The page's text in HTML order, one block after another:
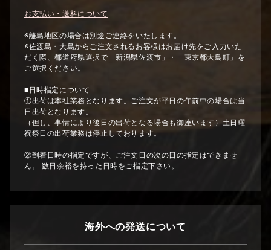
お支払い・送料について
※離島地区の場合は別途ご連絡をいたします。
※佐渡島・大島からご注文されるお客様はお届け先をご入力いた
だく際、都道府県選択で「新潟県佐渡市」・「東京都大島町」を
ご選択ください。
■日時指定について
①出荷は本社業務となります。ご注文が平日の午前中の場合は当
日出荷となります。
（但し、事情により後日の出荷となる場合も御座います）土日曜
祝祭日の出荷業務は停止しております。
②到着日時の指定ですが、ご注文日の次の日の指定はできませ
ん。 数日余裕を持った日時をご指定下さい。
海外への発送について